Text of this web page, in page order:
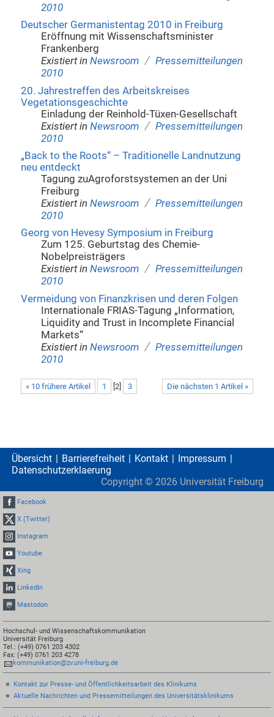
2010
Deutscher Germanistentag 2010 in Freiburg
Eröffnung mit Wissenschaftsminister
Frankenberg
Existiert in Newsroom / Pressemitteilungen
2010
20. Jahrestreffen des Arbeitskreises
Vegetationsgeschichte
Einladung der Reinhold-Tüxen-Gesellschaft
Existiert in Newsroom / Pressemitteilungen
2010
„Back to the Roots“ – Traditionelle Landnutzung
neu entdeckt
Tagung zuAgroforstsystemen an der Uni
Freiburg
Existiert in Newsroom / Pressemitteilungen
2010
Georg von Hevesy Symposium in Freiburg
Zum 125. Geburtstag des Chemie-
Nobelpreisträgers
Existiert in Newsroom / Pressemitteilungen
2010
Vermeidung von Finanzkrisen und deren Folgen
Internationale FRIAS-Tagung „Information,
Liquidity and Trust in Incomplete Financial
Markets“
Existiert in Newsroom / Pressemitteilungen
2010
« 10 frühere Artikel Die nächsten 1 Artikel »
1 2] 3
Übersicht Barrierefreiheit Kontakt
Impressum
Datenschutzerklaerung
Copyright © 2026 Universität Freiburg
Facebook
X (Twitter)
Instagram
Youtube
Xing
LinkedIn
Mastodon
Hochschul- und Wissenschaftskommunikation
Universität Freiburg
Tel.: (+49) 0761 203 4302
Fax: (+49) 0761 203 4278
kommunikation@zv.uni-freiburg.de
Kontakt zur Presse- und Öffentlichkeitsarbeit des Klinikums
Aktuelle Nachrichten und Pressemitteilungen des Universitätsklinikums